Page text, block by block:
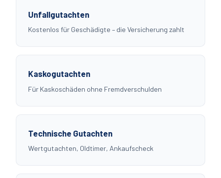
Unfallgutachten
Kostenlos für Geschädigte – die Versicherung zahlt
Kaskogutachten
Für Kaskoschäden ohne Fremdverschulden
Technische Gutachten
Wertgutachten, Oldtimer, Ankaufscheck